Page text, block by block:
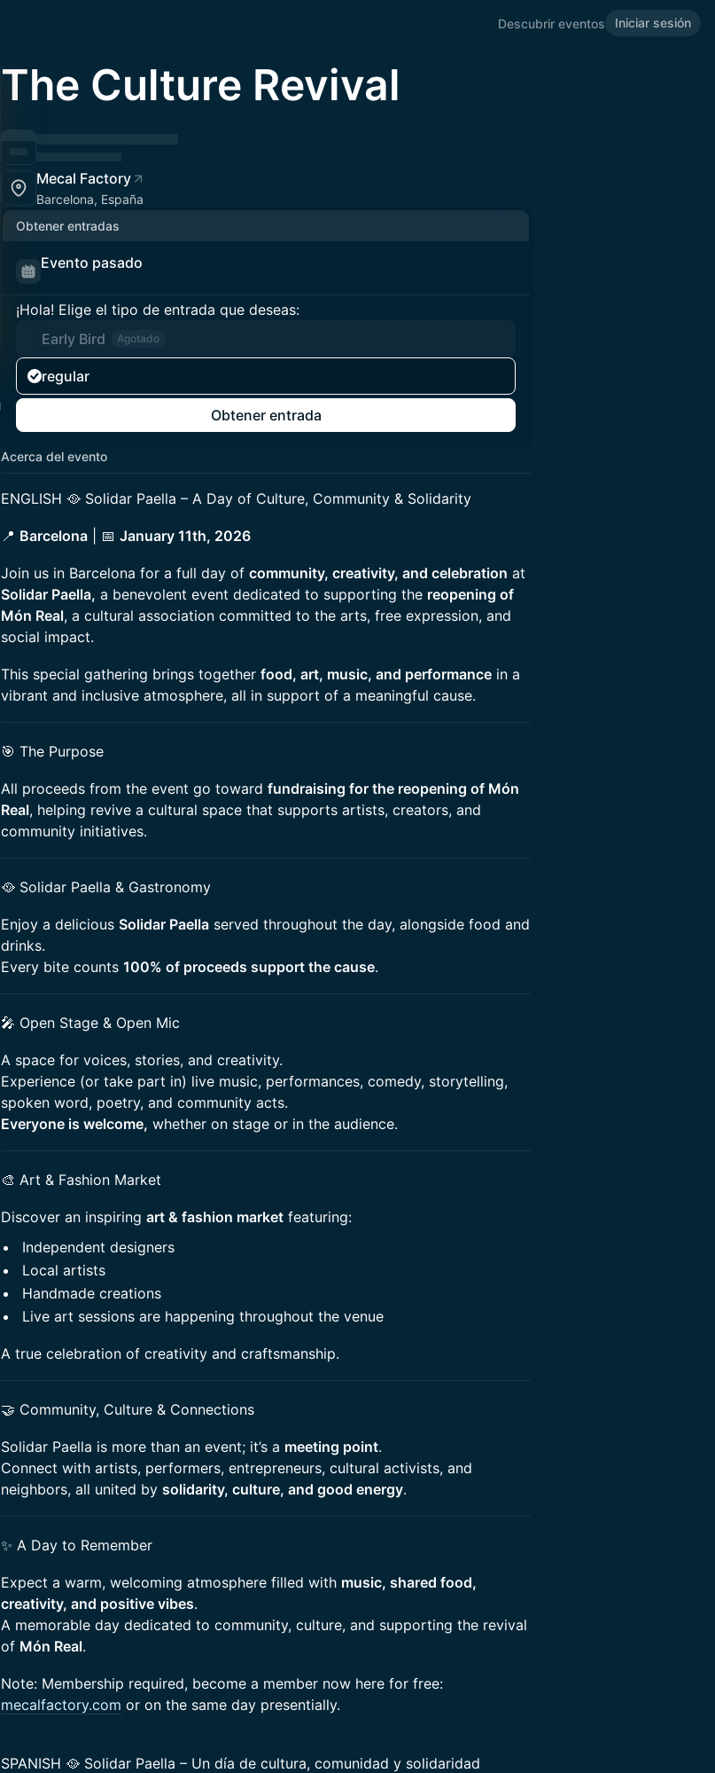
Descubrir eventos Iniciar sesión
The Culture Revival
Mecal Factory
Barcelona, España
Obtener entradas
Evento pasado
¡Hola! Elige el tipo de entrada que deseas:
Early Bird
Agotado
regular
Obtener entrada
Acerca del evento
ENGLISH 🥘 Solidar Paella – A Day of Culture, Community & Solidarity
📍 Barcelona | 📅 January 11th, 2026
Join us in Barcelona for a full day of community, creativity, and celebration at
Solidar Paella, a benevolent event dedicated to supporting the reopening of
Món Real, a cultural association committed to the arts, free expression, and
social impact.
This special gathering brings together food, art, music, and performance in a
vibrant and inclusive atmosphere, all in support of a meaningful cause.
🎯 The Purpose
All proceeds from the event go toward fundraising for the reopening of Món
Real, helping revive a cultural space that supports artists, creators, and
community initiatives.
🥘 Solidar Paella & Gastronomy
Enjoy a delicious Solidar Paella served throughout the day, alongside food and
drinks.
Every bite counts 100% of proceeds support the cause.
🎤 Open Stage & Open Mic
A space for voices, stories, and creativity.
Experience (or take part in) live music, performances, comedy, storytelling,
spoken word, poetry, and community acts.
Everyone is welcome, whether on stage or in the audience.
🎨 Art & Fashion Market
Discover an inspiring art & fashion market featuring:
Independent designers
Local artists
Handmade creations
Live art sessions are happening throughout the venue
A true celebration of creativity and craftsmanship.
🤝 Community, Culture & Connections
Solidar Paella is more than an event; it’s a meeting point.
Connect with artists, performers, entrepreneurs, cultural activists, and
neighbors, all united by solidarity, culture, and good energy.
✨ A Day to Remember
Expect a warm, welcoming atmosphere filled with music, shared food,
creativity, and positive vibes.
A memorable day dedicated to community, culture, and supporting the revival
of Món Real.
Note: Membership required, become a member now here for free:
mecalfactory.com or on the same day presentially.
SPANISH 🥘 Solidar Paella – Un día de cultura, comunidad y solidaridad